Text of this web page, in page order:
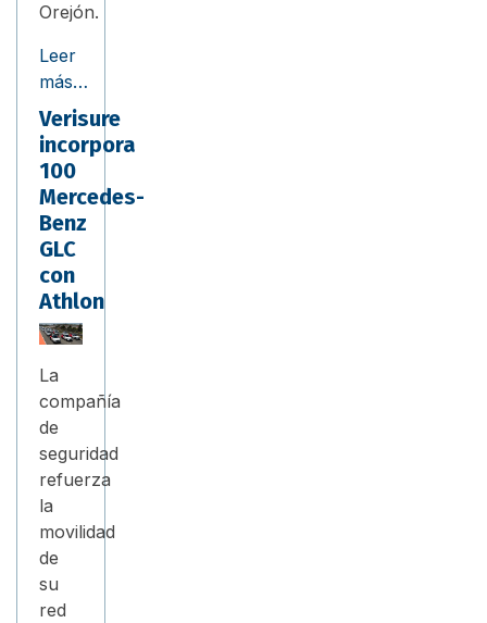
Orejón.
Leer
más…
Verisure
incorpora
100
Mercedes-
Benz
GLC
con
Athlon
La
compañía
de
seguridad
refuerza
la
movilidad
de
su
red